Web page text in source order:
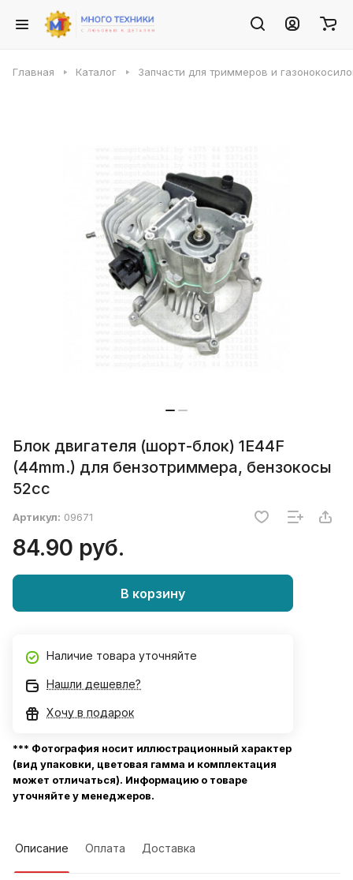
Главная Каталог Запчасти для триммеров и
Блок двигателя (шорт-блок) 1E44F
(44mm.) для бензотриммера, бензокосы
52сс
Артикул: 09671
84.90 руб.
В корзину
Наличие товара уточняйте
Нашли дешевле?
Хочу в подарок
*** Фотография носит иллюстрационный характер
(вид упаковки, цветовая гамма и комплектация
может отличаться). Информацию о товаре
уточняйте у менеджеров.
Описание Оплата Доставка